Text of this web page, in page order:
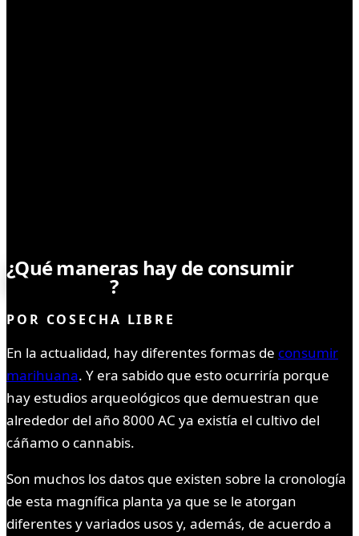
¿Qué maneras hay de consumir
marihuana ?
POR COSECHA LIBRE
En la actualidad, hay diferentes formas de consumir
marihuana. Y era sabido que esto ocurriría porque
hay estudios arqueológicos que demuestran que
alrededor del año 8000 AC ya existía el cultivo del
cáñamo o cannabis.
Son muchos los datos que existen sobre la cronología
de esta magnífica planta ya que se le atorgan
diferentes y variados usos y, además, de acuerdo a